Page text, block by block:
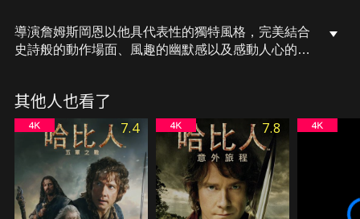
導演詹姆斯岡恩以他具代表性的獨特風格，完美結合
史詩般的動作場面、風趣的幽默感以及感動人心的情
抱持無比信念的角色。
其他人也看了
7.4 7.8